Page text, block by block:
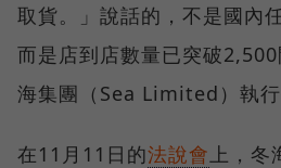
取貨。」說話的，不是國內
而是店到店數量已突破
海集團（Sea Limited）執行
在11月11日的法說會 上，